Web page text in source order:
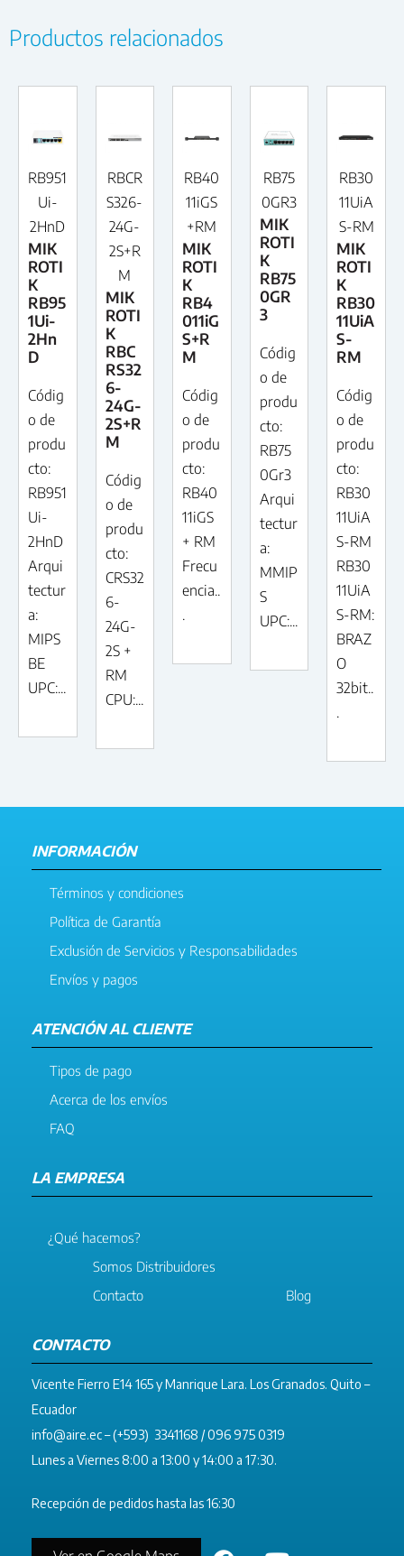
Productos relacionados
RB951
Ui-
2HnD
MIK
ROTI
K
RB95
1Ui-
2Hn
D
Códig
o de
produ
cto:
RB951
Ui-
2HnD
Arqui
tectur
a:
MIPS
BE
UPC:...
RBCR
S326-
24G-
2S+R
M
MIK
ROTI
K
RBC
RS32
6-
24G-
2S+R
M
Códig
o de
produ
cto:
CRS32
6-
24G-
2S +
RM
CPU:...
RB40
11iGS
+RM
MIK
ROTI
K
RB4
011iG
S+R
M
Códig
o de
produ
cto:
RB40
11iGS
+ RM
Frecu
encia..
.
RB75
0GR3
MIK
ROTI
K
RB75
0GR
3
Códig
o de
produ
cto:
RB75
0Gr3
Arqui
tectur
a:
MMIP
S
UPC:...
RB30
11UiA
S-RM
MIK
ROTI
K
RB30
11UiA
S-
RM
Códig
o de
produ
cto:
RB30
11UiA
S-RM
RB30
11UiA
S-RM:
BRAZ
O
32bit..
.
INFORMACIÓN
Términos y condiciones
Política de Garantía
Exclusión de Servicios y Responsabilidades
Envíos y pagos
ATENCIÓN AL CLIENTE
Tipos de pago
Acerca de los envíos
FAQ
LA EMPRESA
¿Qué hacemos?
Somos Distribuidores
Contacto
Blog
CONTACTO
Vicente Fierro E14 165 y Manrique Lara. Los Granados. Quito –
Ecuador
info@aire.ec– (+593) 3341168 / 096 975 0319
Lunes a Viernes 8:00 a 13:00 y 14:00 a 17:30.
Recepción de pedidos hasta las 16:30